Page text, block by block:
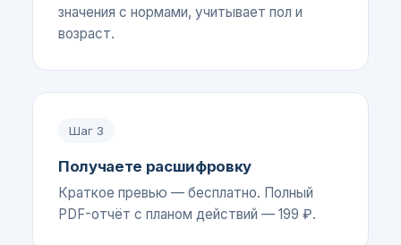
значения с нормами, учитывает пол и
возраст.
Шаг 3
Получаете расшифровку
Краткое превью — бесплатно. Полный
PDF-отчёт с планом действий — 199 ₽.